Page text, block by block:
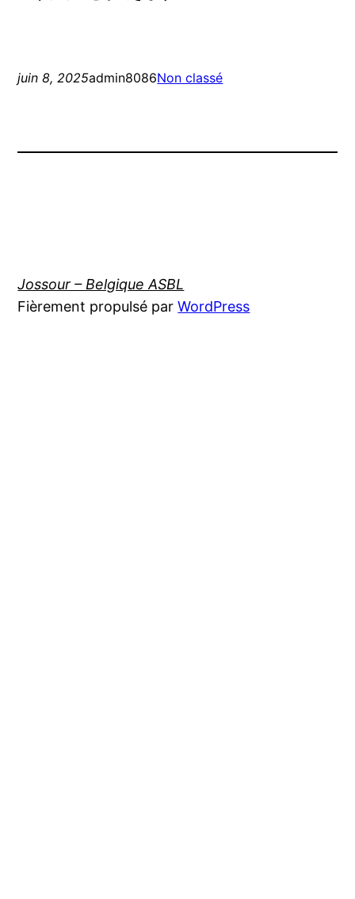
juin 8, 2025admin8086Non classé
Jossour – Belgique ASBL
Fièrement propulsé parWordPress